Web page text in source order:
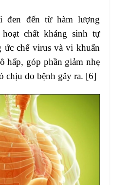
đen đến từ hàm lượng
chất kháng sinh tự
ức chế virus và vi khuẩn
hấp, góp phần giảm nhẹ
chịu do bệnh gây ra. [6]